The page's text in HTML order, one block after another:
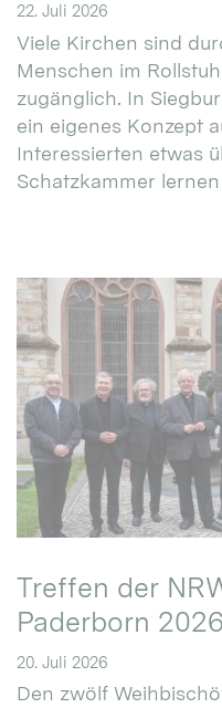
22. Juli 2026
Viele Kirchen sind
Menschen im
zugänglich. In
ein eigenes Konzept
Interessierten etwas
Schatzkammer
Treffen der
Paderborn 2026
20. Juli 2026
Den zwölf